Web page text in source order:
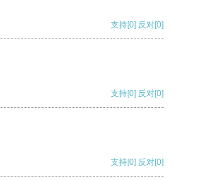
支持[0] 反对[0]
支持[0] 反对[0]
支持[0] 反对[0]